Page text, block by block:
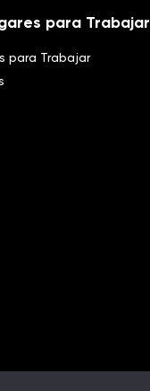
para Trabajar
para Trabajar